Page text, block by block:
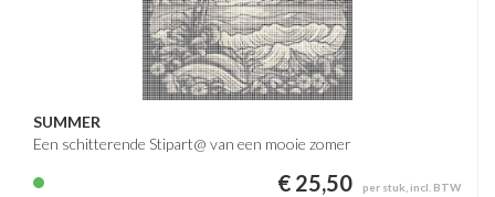
SUMMER
Een schitterende Stipart@ van een mooie zomer
€ 25,50 per stuk, incl. BTW